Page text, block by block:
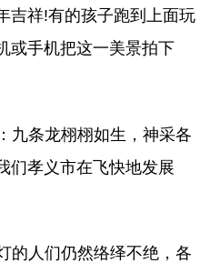
吉祥!有的孩子跑到上面玩
或手机把这一美景拍下
九条龙栩栩如生，神采各
们孝义市在飞快地发展
的人们仍然络绎不绝，各